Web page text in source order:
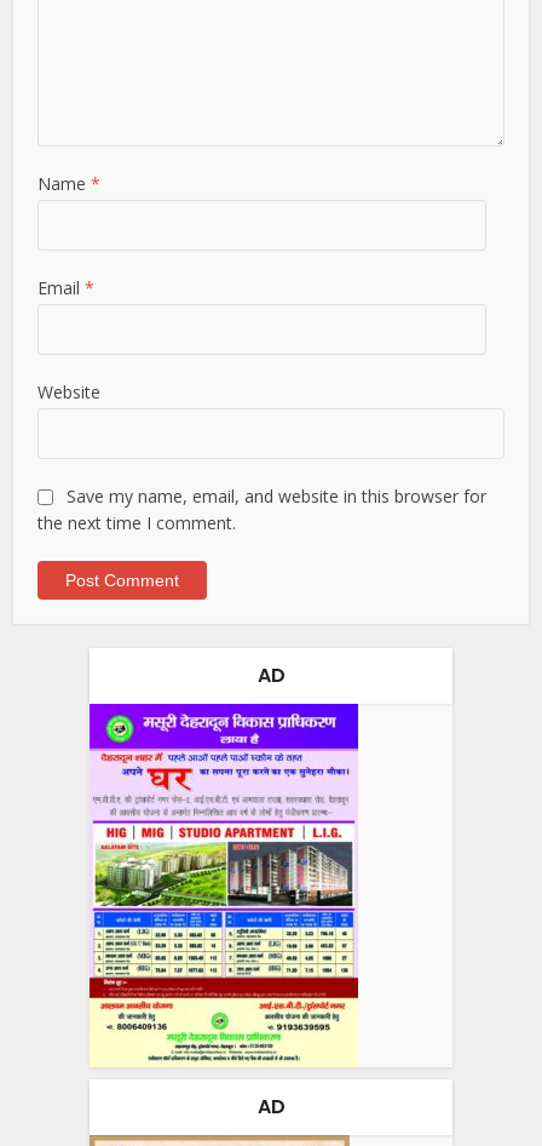
Name*
Email*
Website
Save my name, email, and website in this browser for
the next time I comment.
AD
AD